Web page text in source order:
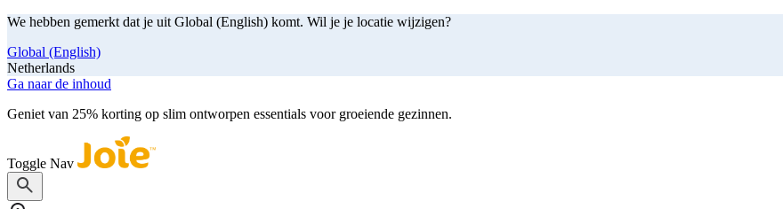
We hebben gemerkt dat je uit Global (English) komt. Wil je je locatie wijzigen?
Global (English)
Netherlands
Ga naar de inhoud
Geniet van 25% korting op slim ontworpen essentials voor groeiende gezinnen.
Toggle Nav